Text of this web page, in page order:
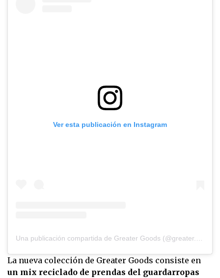
Ver esta publicación en Instagram
La nueva colección de Greater Goods consiste en
un mix reciclado de prendas del guardarropas